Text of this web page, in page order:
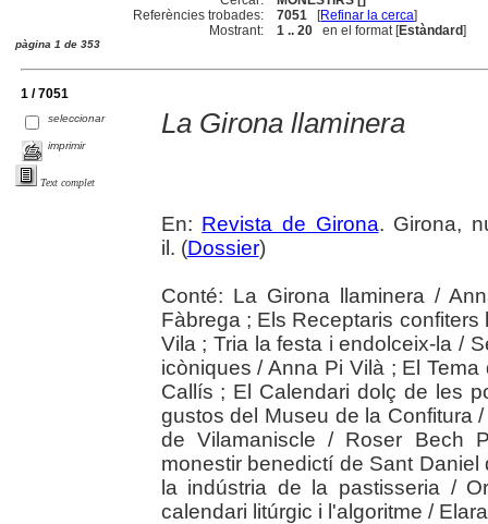
Referències trobades:
7051 [Refinar la cerca]
Mostrant:
1 .. 20 en el format [Estàndard]
pàgina 1 de 353
1 / 7051
seleccionar
imprimir
Text complet
La Girona llaminera
En: Revista de Girona. Girona,
il. (Dossier)
Conté: La Girona llaminera /
Fàbrega ; Els Receptaris
Vila ; Tria la festa i endolceix-la /
icòniques / Anna Pi Vilà ; El
Callís ; El Calendari dolç de les
gustos del Museu de la Confitura
de Vilamaniscle / Roser Bech
monestir benedictí de Sant
la indústria de la pastisseria /
calendari litúrgic i l'algoritme /